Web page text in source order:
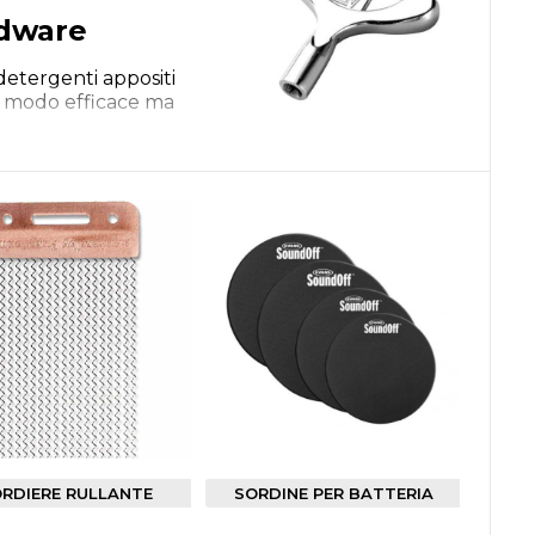
appositi
efficace ma
sia bisogno di
cerchi,
batteria.
puoi scegliere tra le
ti piace di più.
per batteria,
come gelatine
RULLANTE SORDINE PER BATTERIA